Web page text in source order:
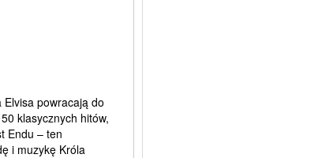
Elvisa powracają do
klasycznych hitów,
Endu – ten
i muzykę Króla